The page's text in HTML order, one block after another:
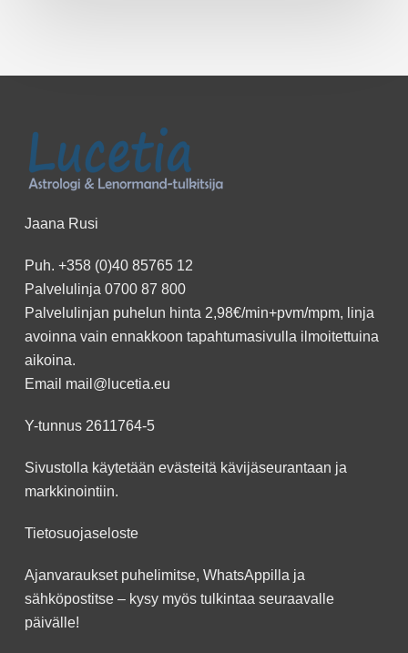
Jaana Rusi
Puh. +358 (0)40 85765 12
Palvelulinja 0700 87 800
Palvelulinjan puhelun hinta 2,98€/min+pvm/mpm, linja
avoinna vain ennakkoon tapahtumasivulla ilmoitettuina
aikoina.
Email mail@lucetia.eu
Y-tunnus 2611764-5
Sivustolla käytetään evästeitä kävijäseurantaan ja
markkinointiin.
Tietosuojaseloste
Ajanvaraukset puhelimitse, WhatsAppilla ja
sähköpostitse – kysy myös tulkintaa seuraavalle
päivälle!